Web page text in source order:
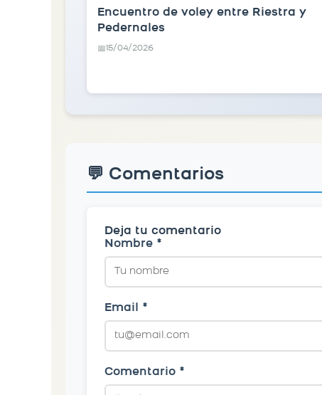
Encuentro de voley entre Riestra y
Pedernales
📅15/04/2026
💬 Comentarios
Deja tu comentario
Nombre *
Email *
Comentario *